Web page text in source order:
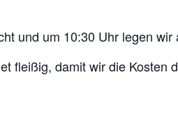
und um 10:30 Uhr legen wir
fleißig, damit wir die Kosten